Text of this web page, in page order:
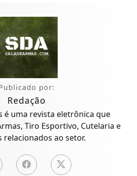
por:
Redação
é uma revista eletrônica que
Tiro Esportivo, Cutelaria e
relacionados ao setor.